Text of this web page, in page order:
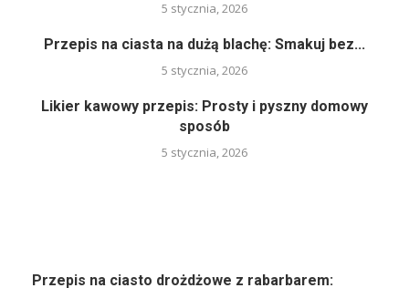
5 stycznia, 2026
Przepis na ciasta na dużą blachę: Smakuj bez...
5 stycznia, 2026
Likier kawowy przepis: Prosty i pyszny domowy
sposób
5 stycznia, 2026
Przepis na ciasto drożdżowe z rabarbarem: